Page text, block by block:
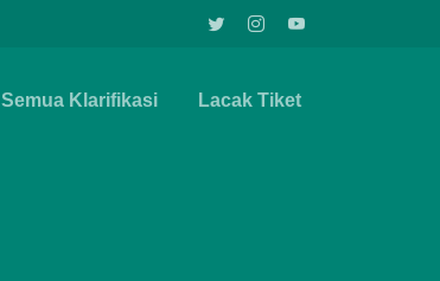
Semua Klarifikasi Lacak Tiket